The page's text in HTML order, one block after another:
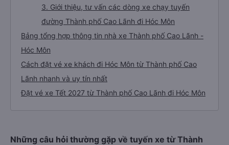
3. Giới thiệu, tư vấn các dòng xe chạy tuyến
đường Thành phố Cao Lãnh đi Hóc Môn
Bảng tổng hợp thông tin nhà xe Thành phố Cao Lãnh -
Hóc Môn
Cách đặt vé xe khách đi Hóc Môn từ Thành phố Cao
Lãnh nhanh và uy tín nhất
Đặt vé xe Tết 2027 từ Thành phố Cao Lãnh đi Hóc Môn
Những câu hỏi thường gặp về tuyến xe từ Thành